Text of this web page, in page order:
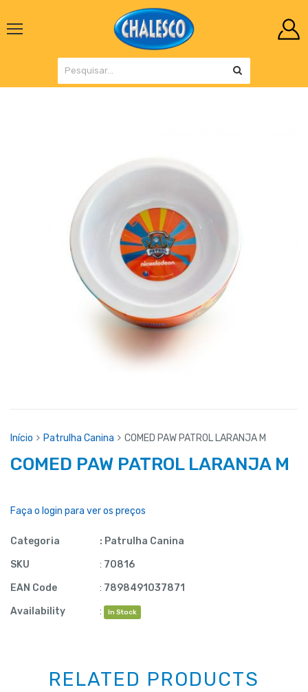
Início Patrulha Canina COMED PAW PATROL LARANJA M
COMED PAW PATROL LARANJA M
Faça o login para ver os preços
Categoria : Patrulha Canina
SKU
: 70816
EAN Code
: 7898491037871
Availability
: In Stock
RELATED PRODUCTS